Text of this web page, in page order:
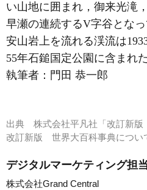
い山地に囲まれ，御来光滝
早瀬の連続するV字谷とな
安山岩上を流れる渓流は
55年石鎚国定公園に含まれた
執筆者： 門田 恭一郎
出典 株式会社平凡社「改訂新
改訂新版 世界大百科事典につ
デジタルマーケティング担当
株式会社Grand Central